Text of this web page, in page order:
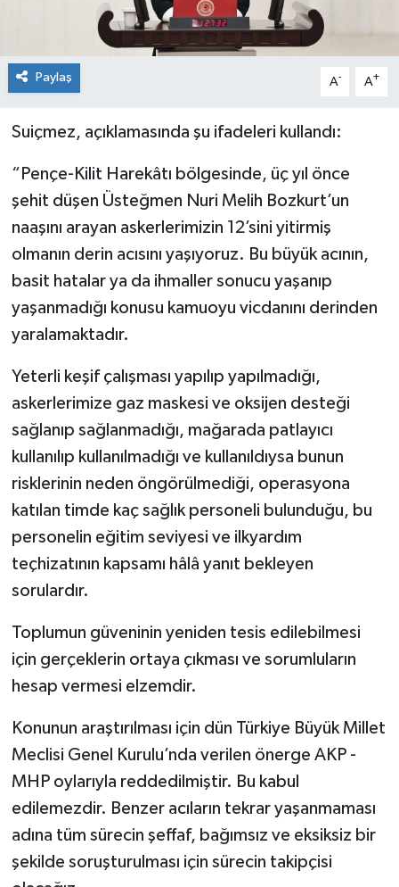
Paylaş A- A+
Suiçmez, açıklamasında şu ifadeleri kullandı:
“Pençe-Kilit Harekâtı bölgesinde, üç yıl önce
şehit düşen Üsteğmen Nuri Melih Bozkurt’un
naaşını arayan askerlerimizin 12’sini yitirmiş
olmanın derin acısını yaşıyoruz. Bu büyük acının,
basit hatalar ya da ihmaller sonucu yaşanıp
yaşanmadığı konusu kamuoyu vicdanını derinden
yaralamaktadır.
Yeterli keşif çalışması yapılıp yapılmadığı,
askerlerimize gaz maskesi ve oksijen desteği
sağlanıp sağlanmadığı, mağarada patlayıcı
kullanılıp kullanılmadığı ve kullanıldıysa bunun
risklerinin neden öngörülmediği, operasyona
katılan timde kaç sağlık personeli bulunduğu, bu
personelin eğitim seviyesi ve ilkyardım
teçhizatının kapsamı hâlâ yanıt bekleyen
sorulardır.
Toplumun güveninin yeniden tesis edilebilmesi
için gerçeklerin ortaya çıkması ve sorumluların
hesap vermesi elzemdir.
Konunun araştırılması için dün Türkiye Büyük Millet
Meclisi Genel Kurulu’nda verilen önerge AKP -
MHP oylarıyla reddedilmiştir. Bu kabul
edilemezdir. Benzer acıların tekrar yaşanmaması
adına tüm sürecin şeffaf, bağımsız ve eksiksiz bir
şekilde soruşturulması için sürecin takipçisi